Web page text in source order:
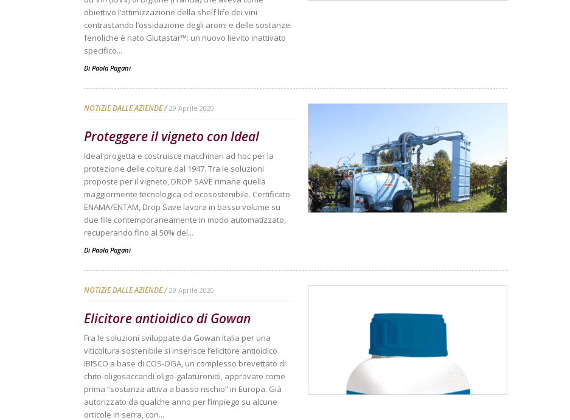
obiettivo l’ottimizzazione della shelf life dei vini
contrastando l’ossidazione degli aromi e delle sostanze
fenoliche è nato Glutastar™: un nuovo lievito inattivato
specifico...
Di Paola Pagani
NOTIZIE DALLE AZIENDE 29 Aprile 2020
Proteggere il vigneto con Ideal
Ideal progetta e costruisce macchinari ad hoc per la
protezione delle colture dal 1947. Tra le soluzioni
proposte per il vigneto, DROP SAVE rimane quella
maggiormente tecnologica ed ecosostenibile. Certificato
ENAMA/ENTAM, Drop Save lavora in basso volume su
due file contemporaneamente in modo automatizzato,
recuperando fino al 50% del...
Di Paola Pagani
NOTIZIE DALLE AZIENDE 29 Aprile 2020
Elicitore antioidico di Gowan
Fra le soluzioni sviluppate da Gowan Italia per una
viticoltura sostenibile si inserisce l’elicitore antioidico
IBISCO a base di COS-OGA, un complesso brevettato di
chito-oligosaccaridi oligo-galaturonidi, approvato come
prima “sostanza attiva a basso rischio” in Europa. Già
autorizzato da qualche anno per l’impiego su alcune
orticole in serra, con...